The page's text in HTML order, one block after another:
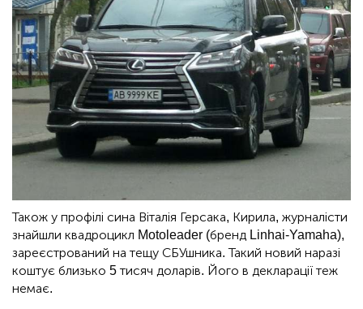
Також у профілі сина Віталія Герсака, Кирила, журналісти
знайшли квадроцикл Motoleader (бренд Linhai-Yamaha),
зареєстрований на тещу СБУшника. Такий новий наразі
коштує близько 5 тисяч доларів. Його в декларації теж
немає.